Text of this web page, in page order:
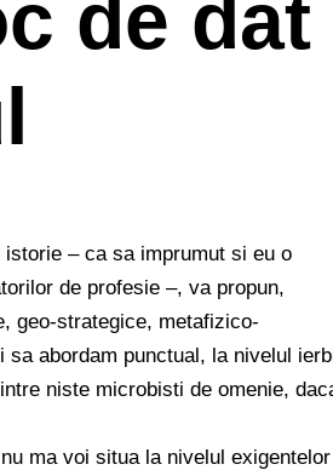
de dat
– ca sa imprumut si eu o
de profesie –, va propun,
geo-strategice, metafizico-
abordam punctual, la nivelul
niste microbisti de omenie,
ma voi situa la nivelul